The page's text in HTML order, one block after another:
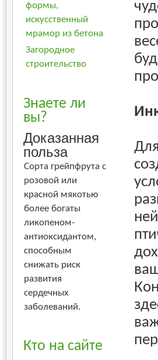
формы,
искусственный
мрамор из бетона
Загородное
строительство
Знаете ли
вы?
Доказанная
польза
Сорта грейпфрута с
розовой или
красной мякотью
более богаты
ликопеном-
антиоксидантом,
способным
снижать риск
развития
сердечных
заболеваний.
Кто на сайте